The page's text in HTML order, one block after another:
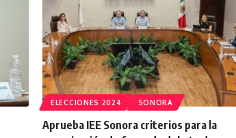
ELECCIONES 2024 SONORA
Aprueba IEE Sonora criterios para la